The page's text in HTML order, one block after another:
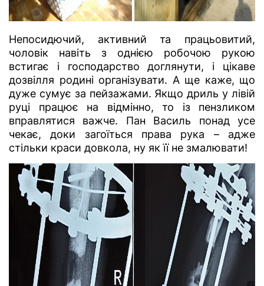
Непосидючий, активний та працьовитий,
чоловік навіть з однією робочою рукою
встигає і господарство доглянути, і цікаве
дозвілля родині організувати. А ще каже, що
дуже сумує за пейзажами. Якщо дриль у лівій
руці працює на відмінно, то із пензликом
вправлятися важче. Пан Василь понад усе
чекає, доки загоїться права рука – адже
стільки краси довкола, ну як її не змалювати!